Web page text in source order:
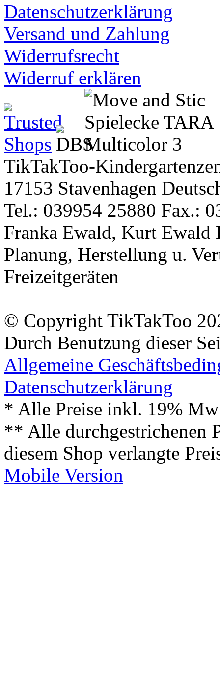
Datenschutzerklärung
Versand und Zahlung
Widerrufsrecht
Widerruf erklären
TikTakToo-
17153 Stavenhagen
Tel.: 039954 25880 Fax.:
Franka Ewald, Kurt Ewald
Planung, Herstellung u.
Freizeitgeräten
© Copyright TikTakToo
Durch Benutzung dieser
Allgemeine
Datenschutzerklärung
* Alle Preise inkl. 19%
** Alle durchgestrichenen
diesem Shop verlangte
Mobile Version